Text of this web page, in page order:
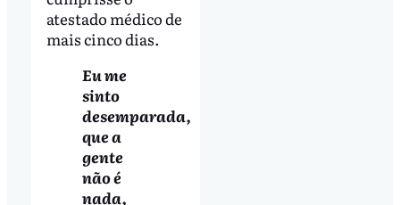
atestado médico de
mais cinco dias.
Eu me
sinto
desemparada,
que a
gente
não é
nada,